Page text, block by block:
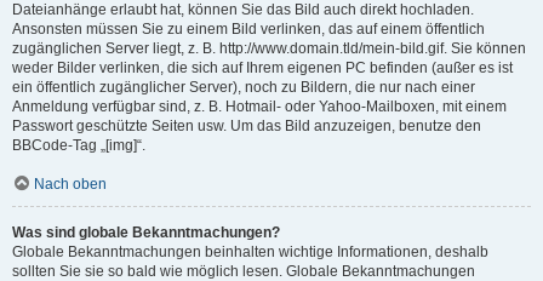
Dateianhänge erlaubt hat, können Sie das Bild auch direkt hochladen.
Ansonsten müssen Sie zu einem Bild verlinken, das auf einem öffentlich
zugänglichen Server liegt, z. B. http://www.domain.tld/mein-bild.gif. Sie können
weder Bilder verlinken, die sich auf Ihrem eigenen PC befinden (außer es ist
ein öffentlich zugänglicher Server), noch zu Bildern, die nur nach einer
Anmeldung verfügbar sind, z. B. Hotmail- oder Yahoo-Mailboxen, mit einem
Passwort geschützte Seiten usw. Um das Bild anzuzeigen, benutze den
BBCode-Tag „[img]“.
Nach oben
Was sind globale Bekanntmachungen?
Globale Bekanntmachungen beinhalten wichtige Informationen, deshalb
sollten Sie sie so bald wie möglich lesen. Globale Bekanntmachungen